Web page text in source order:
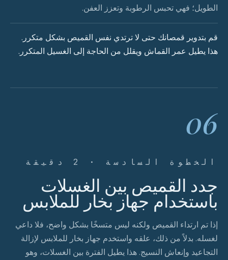
الطويل؛ فهي تحبس الرطوبة وتعزز العفن.
قم بتدوير قمصانك حتى لا ترتدي نفس القميص بشكل متكرر.
هذا يطيل عمر القماش ويقلل من الحاجة إلى الغسيل المتكرر.
06
الخطوة السادسة · 2 دقيقة
جدد القميص بين الغسلات
باستخدام جهاز بخار للملابس
إذا تم ارتداء القميص ولكنه ليس متسخًا بشكل واضح، فلا داعي
لغسله. بدلاً من ذلك، علقه واستخدم جهاز بخار للملابس لإزالة
التجاعيد وإنعاش النسيج. هذا يطيل الفترة بين الغسلات، وهو